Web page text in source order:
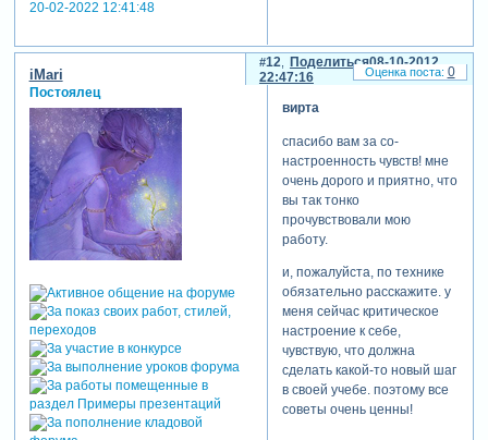
20-02-2022 12:41:48
Поделиться
12
08-10-2012
22:47:16
iMari
Постоялец
вирта
спасибо вам за со-
настроенность чувств! мне
очень дорого и приятно, что
вы так тонко
прочувствовали мою
работу.
и, пожалуйста, по технике
обязательно расскажите. у
меня сейчас критическое
настроение к себе,
чувствую, что должна
сделать какой-то новый шаг
в своей учебе. поэтому все
советы очень ценны!
0